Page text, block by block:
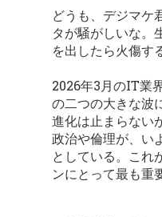
どうも、デジマケ
タが騒がしいな。
を出したら火傷す
2026年3月のIT業
の二つの大きな波
進化は止まらない
政治や倫理が、い
としている。これ
ンにとって最も重